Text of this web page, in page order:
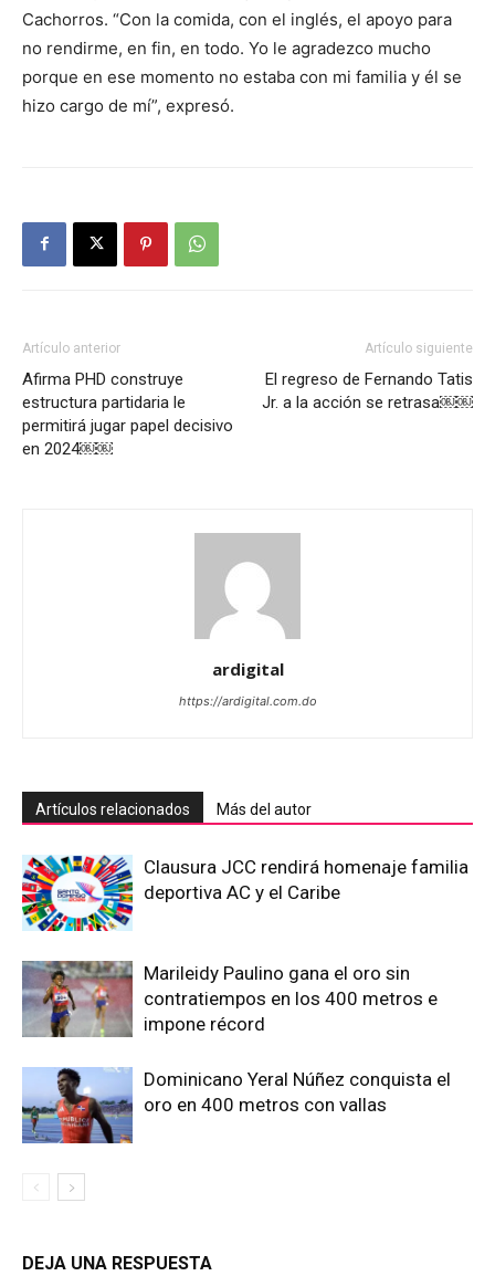
Cachorros. “Con la comida, con el inglés, el apoyo para
no rendirme, en fin, en todo. Yo le agradezco mucho
porque en ese momento no estaba con mi familia y él se
hizo cargo de mí”, expresó.
Artículo anterior
Afirma PHD construye
estructura partidaria le
permitirá jugar papel decisivo
en 2024￼￼
Artículo siguiente
El regreso de Fernando Tatis
Jr. a la acción se retrasa￼￼
ardigital
https://ardigital.com.do
Artículos relacionados Más del autor
Clausura JCC rendirá homenaje familia
deportiva AC y el Caribe
Marileidy Paulino gana el oro sin
contratiempos en los 400 metros e
impone récord
Dominicano Yeral Núñez conquista el
oro en 400 metros con vallas
DEJA UNA RESPUESTA